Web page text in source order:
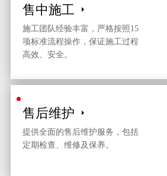
售中施工
施工团队经验丰富，严格按照15
项标准流程操作，保证施工过程
高效、安全。
售后维护
提供全面的售后维护服务，包括
定期检查、维修及保养。